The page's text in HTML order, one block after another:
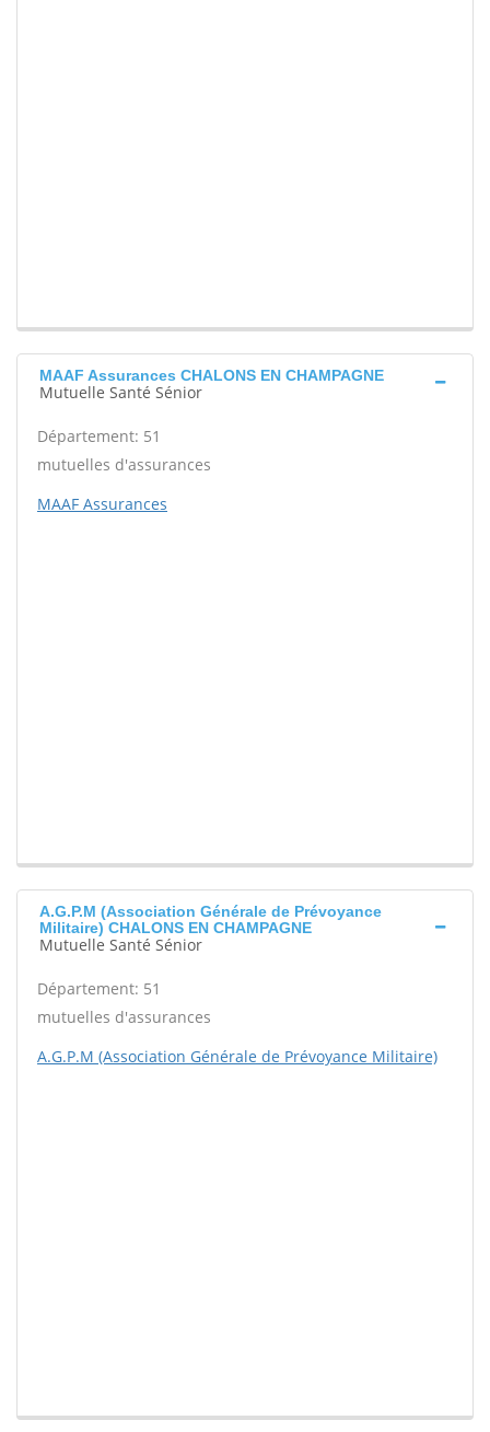
MAAF Assurances CHALONS EN CHAMPAGNE
Mutuelle Santé Sénior
Département: 51
mutuelles d'assurances
MAAF Assurances
A.G.P.M (Association Générale de Prévoyance
Militaire) CHALONS EN CHAMPAGNE
Mutuelle Santé Sénior
Département: 51
mutuelles d'assurances
A.G.P.M (Association Générale de Prévoyance Militaire)